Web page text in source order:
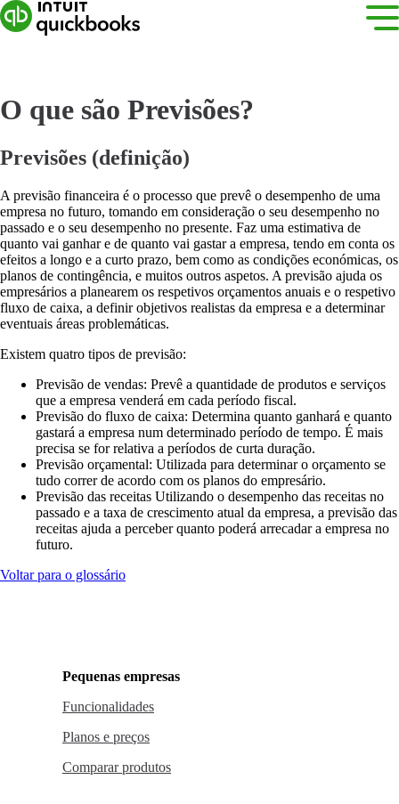
O que são Previsões?
Previsões (definição)
A previsão financeira é o processo que prevê o desempenho de uma
empresa no futuro, tomando em consideração o seu desempenho no
passado e o seu desempenho no presente. Faz uma estimativa de
quanto vai ganhar e de quanto vai gastar a empresa, tendo em conta os
efeitos a longo e a curto prazo, bem como as condições económicas, os
planos de contingência, e muitos outros aspetos. A previsão ajuda os
empresários a planearem os respetivos orçamentos anuais e o respetivo
fluxo de caixa, a definir objetivos realistas da empresa e a determinar
eventuais áreas problemáticas.
Existem quatro tipos de previsão:
Previsão de vendas: Prevê a quantidade de produtos e serviços
que a empresa venderá em cada período fiscal.
Previsão do fluxo de caixa: Determina quanto ganhará e quanto
gastará a empresa num determinado período de tempo. É mais
precisa se for relativa a períodos de curta duração.
Previsão orçamental: Utilizada para determinar o orçamento se
tudo correr de acordo com os planos do empresário.
Previsão das receitas Utilizando o desempenho das receitas no
passado e a taxa de crescimento atual da empresa, a previsão das
receitas ajuda a perceber quanto poderá arrecadar a empresa no
futuro.
Voltar para o glossário
Pequenas empresas
Funcionalidades
Planos e preços
Comparar produtos